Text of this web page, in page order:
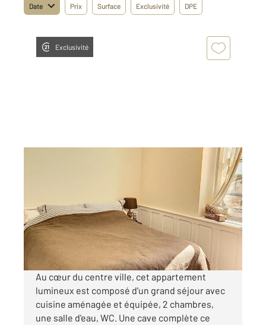
Date Prix Surface Exclusivité DPE
Exclusivité
Appartement F3 à louer
670 €
par mois charges comprises
Au cœur du centre ville, cet appartement
lumineux est composé d'un grand séjour avec
cuisine aménagée et équipée, 2 chambres,
une salle d'eau, WC. Une cave complète ce